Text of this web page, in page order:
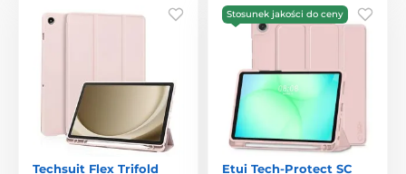
Techsuit Flex Trifold
Stosunek jakości do ceny
Etui Tech-Protect SC